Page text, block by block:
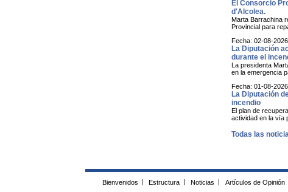
El Consorcio
d'Alcolea.
Marta Barrachina
Provincial para
Fecha: 02-08-2026
La Diputación
durante el
La presidenta
en la emergencia
Fecha: 01-08-2026
La Diputación
incendio
El plan de
actividad en la vía
Todas las
Bienvenidos Estructura Noticias Artículos de Opinión